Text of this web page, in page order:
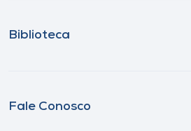
Biblioteca
Fale Conosco